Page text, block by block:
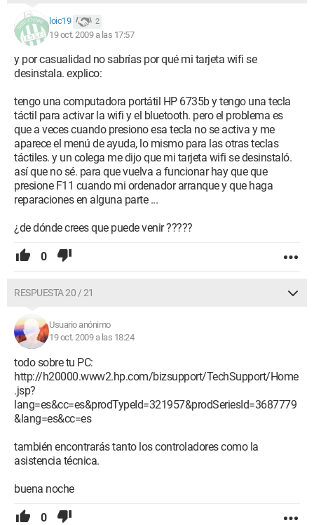
loic19 2
19 oct. 2009 a las 17:57
y por casualidad no sabrías por qué mi tarjeta wifi se
desinstala. explico:
tengo una computadora portátil HP 6735b y tengo una tecla
táctil para activar la wifi y el bluetooth. pero el problema es
que a veces cuando presiono esa tecla no se activa y me
aparece el menú de ayuda, lo mismo para las otras teclas
táctiles. y un colega me dijo que mi tarjeta wifi se desinstaló.
así que no sé. para que vuelva a funcionar hay que que
presione F11 cuando mi ordenador arranque y que haga
reparaciones en alguna parte ...
¿de dónde crees que puede venir ?????
0
RESPUESTA 20 / 21
Usuario anónimo
19 oct. 2009 a las 18:24
todo sobre tu PC:
http://h20000.www2.hp.com/bizsupport/TechSupport/Home
.jsp?
lang=es&cc=es&prodTypeId=321957&prodSeriesId=3687779
&lang=es&cc=es
también encontrarás tanto los controladores como la
asistencia técnica.
buena noche
0